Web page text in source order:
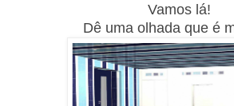
Vamos lá!
Dê uma olhada que é